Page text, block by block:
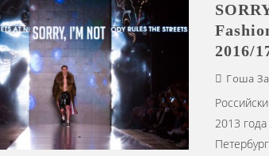
2016/
Гоша
2013